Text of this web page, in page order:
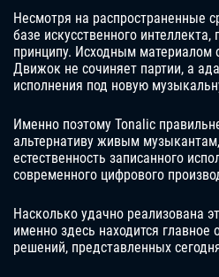
Несмотря на распространенные
базе искусственного
принципу. Исходным материалом
Движок не сочиняет партии, а
исполнения под новую
Именно поэтому Tonalic
альтернативу живым
естественность записанного
современного цифрового
Насколько удачно реализована
именно здесь находится
решений, представленных